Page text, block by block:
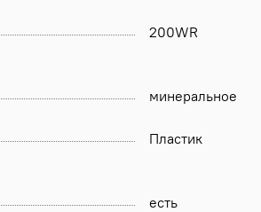
200WR
минеральное
Пластик
есть